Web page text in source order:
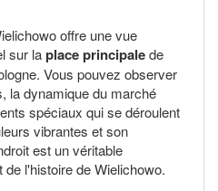
offre une vue
sur laplace principalede
Vous pouvez observer
la dynamique du marché
spéciaux qui se déroulent
vibrantes et son
est un véritable
l'histoire de Wielichowo.